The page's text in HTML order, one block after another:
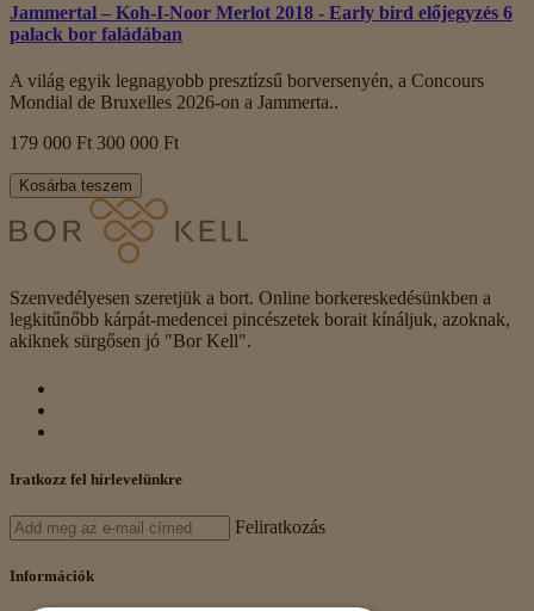
Jammertal – Koh-I-Noor Merlot 2018 - Early bird előjegyzés 6
palack bor faládában
A világ egyik legnagyobb presztízsű borversenyén, a Concours
Mondial de Bruxelles 2026-on a Jammerta..
179 000 Ft 300 000 Ft
Kosárba teszem
Szenvedélyesen szeretjük a bort. Online borkereskedésünkben a
legkitűnőbb kárpát-medencei pincészetek borait kínáljuk, azoknak,
akiknek sürgősen jó "Bor Kell".
Iratkozz fel hírlevelünkre
Feliratkozás
Információk